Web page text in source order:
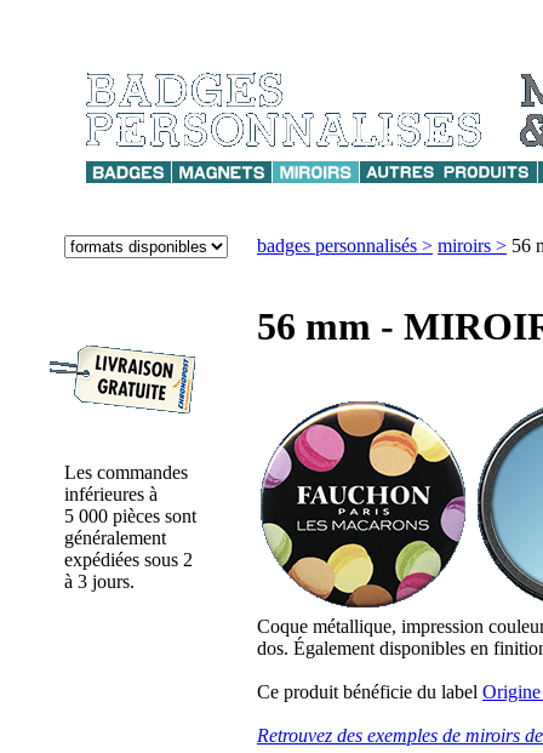
Les commandes
inférieures à
5 000 pièces sont
généralement
expédiées sous 2
à 3 jours.
badges personnalisés > miroirs > 56
56 mm -
Coque métallique, impression
dos. Également disponibles en
Ce produit bénéficie du label Origine
Retrouvez des exemples de miroirs